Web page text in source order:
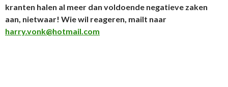
kranten halen al meer dan voldoende negatieve zaken
aan, nietwaar! Wie wil reageren, mailt naar
harry.vonk@hotmail.com